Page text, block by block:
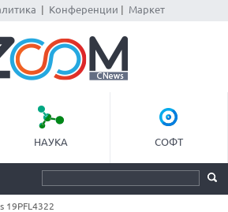
Конференции Маркет
НАУКА СОФТ
19PFL4322